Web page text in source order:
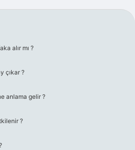
alır mı ?
çıkar ?
anlama gelir ?
?